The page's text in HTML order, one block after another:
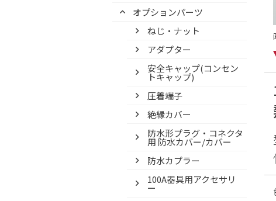
オプションパーツ
ねじ・ナット
アダプター
安全キャップ(コンセン
トキャップ)
圧着端子
絶縁カバー
防水形プラグ・コネクタ
用 防水カバー/カバー
防水カプラー
100A器具用アクセサリ
ー